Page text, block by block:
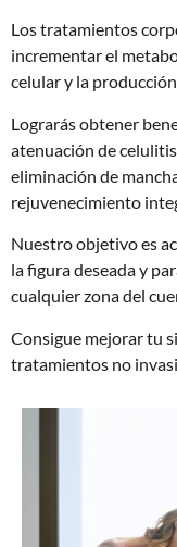
Los tratamientos
incrementar el
celular y la
Lograrás obtener
atenuación de
eliminación de
rejuvenecimiento
Nuestro objetivo es
la figura deseada y
cualquier zona del
Consigue mejorar tu
tratamientos no